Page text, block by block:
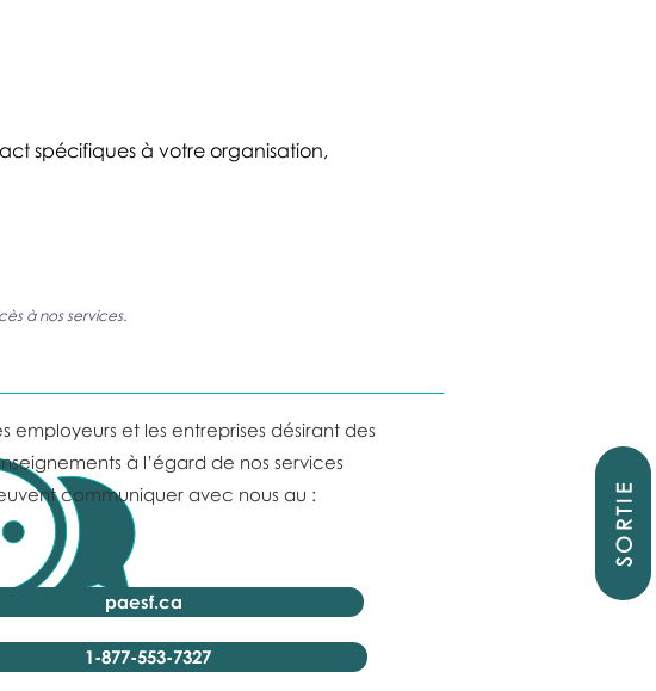
SORTIE
spécifiques à votre organisation,
à nos services.
employeurs et les entreprises désirant des
à l’égard de nos services
communiquer avec nous au :
paesf.ca
1-877-553-7327